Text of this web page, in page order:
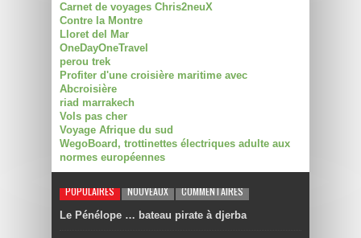
Carnet de voyages Chris2neuX
Contre la Montre
Lloret del Mar
OneDayOneTravel
perou trek
Profiter d'une croisière maritime avec
Abcroisière
riad marrakech
Vols pas cher
Voyage Afrique du sud
WegoBoard, trottinettes électriques adulte aux
normes européennes
POPULAIRES NOUVEAUX COMMENTAIRES
Le Pénélope … bateau pirate à djerba